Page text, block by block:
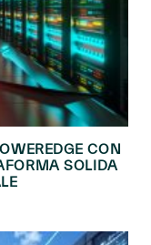
CON
SOLIDA